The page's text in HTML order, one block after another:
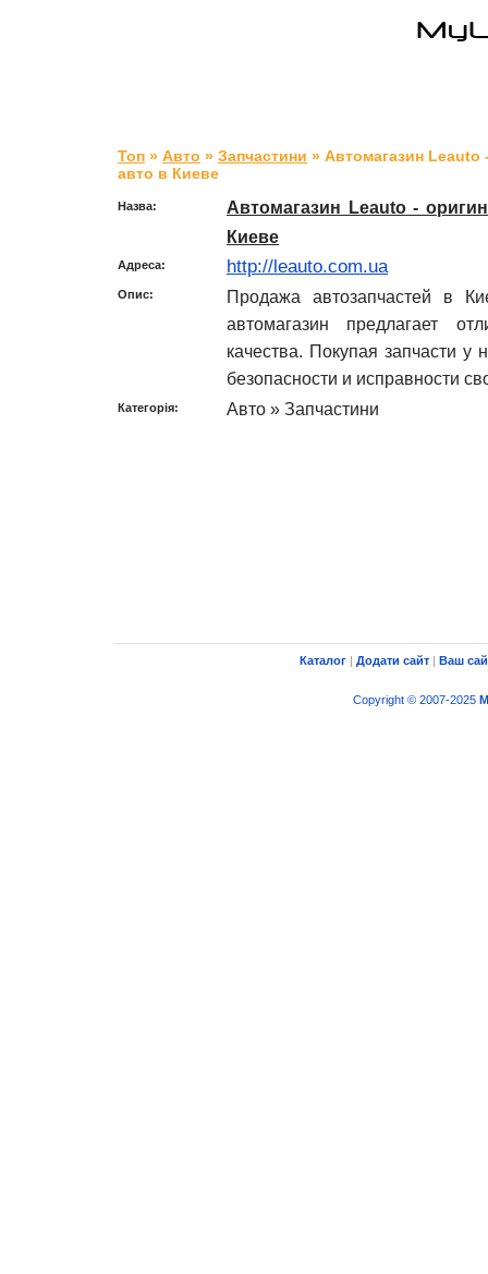
Топ » Авто » Запчастини » Автомагазин Leauto
авто в Киеве
Назва:
Автомагазин Leauto -
Киеве
Адреса: http://leauto.com.ua
Опис:
Продажа автозапчастей в
автомагазин предлагает
качества. Покупая запчасти
безопасности и исправности
Категорія: Авто » Запчастини
Каталог | Додати сайт | Ваш
Copyright © 2007-2025